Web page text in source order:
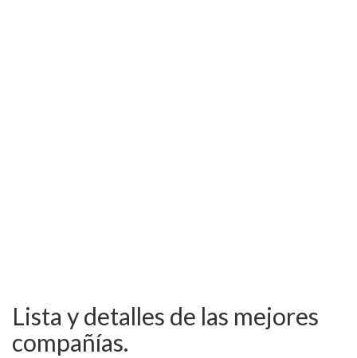
Lista y detalles de las mejores
compañías.